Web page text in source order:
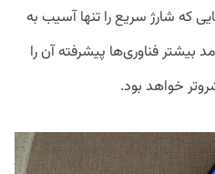
که شارژ سریع را تنها آسیب به
بیشتر فناوری‌ها پیشرفته آن را
خواهد بود.